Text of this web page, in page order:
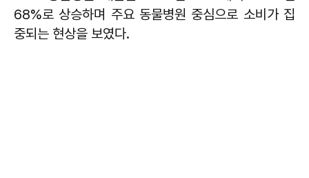
68%로 상승하며 주요 동물병원 중심으로 소비가 집
중되는 현상을 보였다.